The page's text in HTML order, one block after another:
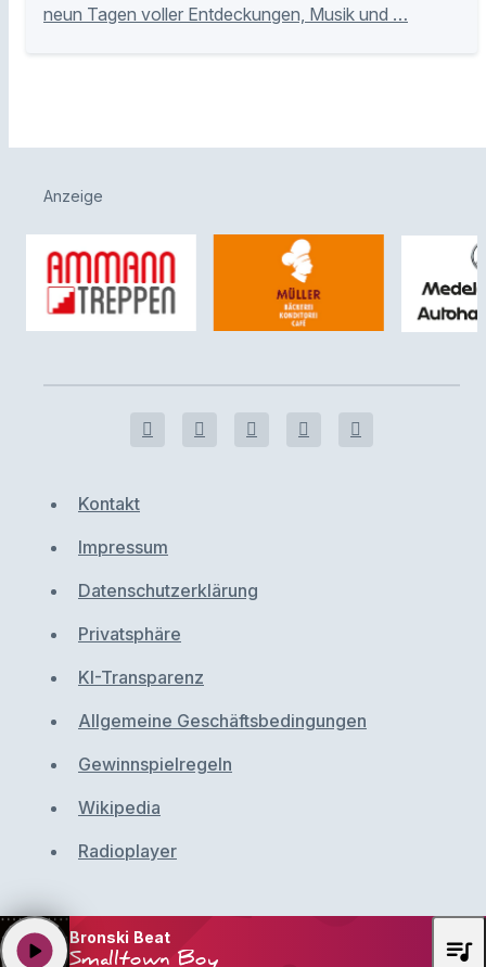
neun Tagen voller Entdeckungen, Musik und …
Anzeige
Kontakt
Impressum
Datenschutzerklärung
Privatsphäre
KI-Transparenz
Allgemeine Geschäftsbedingungen
Gewinnspielregeln
Wikipedia
Radioplayer
Bronski Beat
Smalltown Boy
play_arrow queue_music